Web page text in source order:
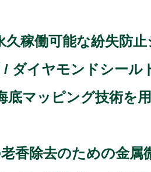
稼働可能な紛失防
/ ダイヤモンドシール
底マッピング技術を
香除去のための金